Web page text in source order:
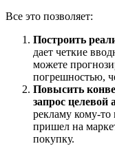
Все это позволяет:
Построить
дает четкие
можете
погрешностью,
Повысить
запрос целевой
рекламу кому-то
пришел на
покупку.